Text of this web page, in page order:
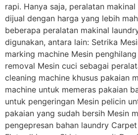
rapi. Hanya saja, peralatan
dijual dengan harga yang lebih
beberapa peralatan makinal
digunakan, antara lain: Setrika
marking machine Mesin
removal Mesin cuci sebagai
cleaning machine khusus pakaian
machine untuk memeras pakaian
untuk pengeringan Mesin pelicin
pakaian yang sudah bersih Mesin
pengepresan bahan laundry